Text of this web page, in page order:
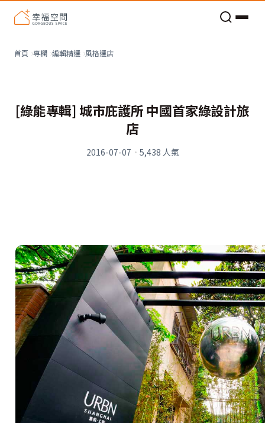
首頁 專欄 編輯精選 風格選店
[綠能專輯] 城市庇護所 中國首家綠設計旅
店
2016-07-07 · 5,438 人氣